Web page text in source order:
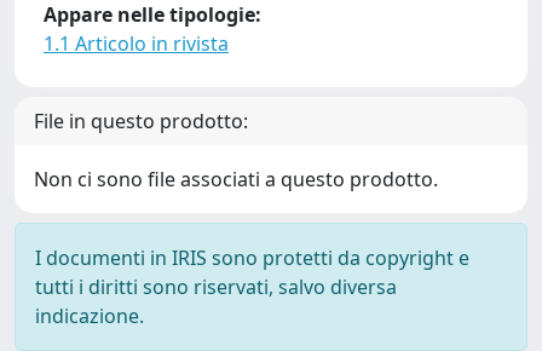
Appare nelle tipologie:
1.1 Articolo in rivista
File in questo prodotto:
Non ci sono file associati a questo prodotto.
I documenti in IRIS sono protetti da copyright e
tutti i diritti sono riservati, salvo diversa
indicazione.